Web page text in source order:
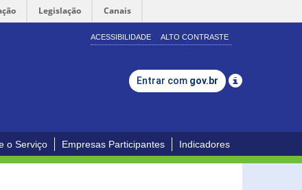
Legislação Canais
ACESSIBILIDADE ALTO CONTRASTE
Entrar com gov.br
o Serviço Empresas Participantes Indicadores